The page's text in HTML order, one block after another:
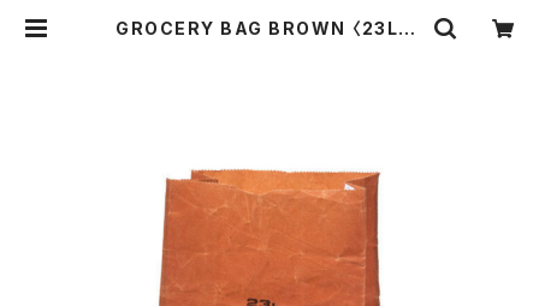
GROCERY BAG BROWN 〈23L〉 |